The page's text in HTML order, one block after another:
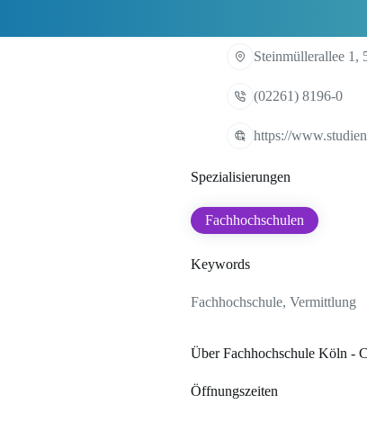
Steinmüllerallee 1,
(02261) 8196-0
https://
Spezialisierungen
Fachhochschulen
Keywords
Fachhochschule, Vermittlung
Über Fachhochschule Köln -
Öffnungszeiten